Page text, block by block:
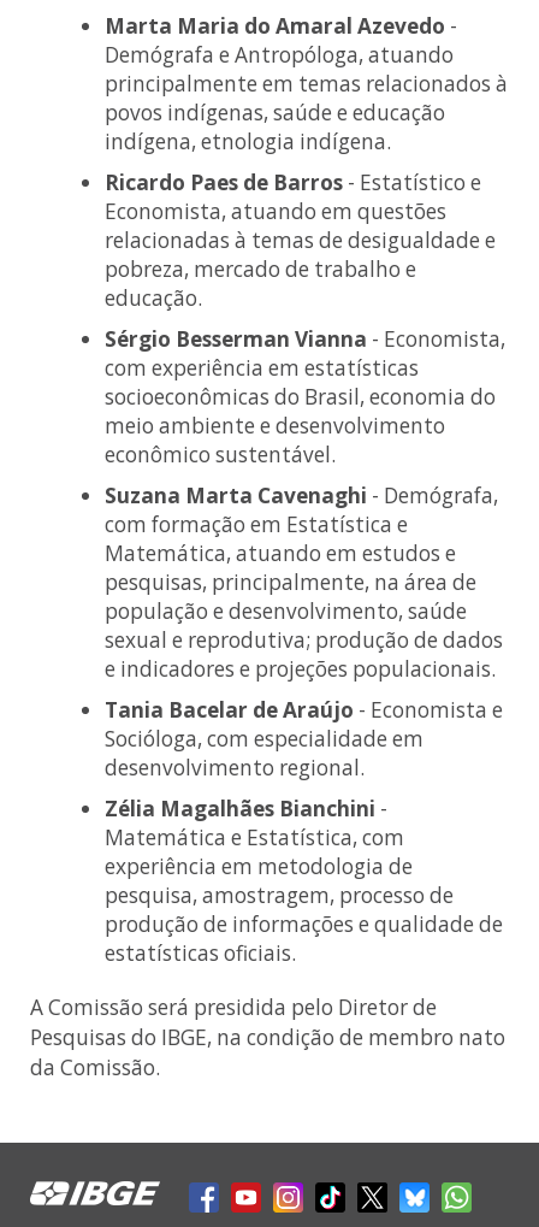
Marta Maria do Amaral Azevedo -
Demógrafa e Antropóloga, atuando
principalmente em temas relacionados à
povos indígenas, saúde e educação
indígena, etnologia indígena.
Ricardo Paes de Barros - Estatístico e
Economista, atuando em questões
relacionadas à temas de desigualdade e
pobreza, mercado de trabalho e
educação.
Sérgio Besserman Vianna - Economista,
com experiência em estatísticas
socioeconômicas do Brasil, economia do
meio ambiente e desenvolvimento
econômico sustentável.
Suzana Marta Cavenaghi - Demógrafa,
com formação em Estatística e
Matemática, atuando em estudos e
pesquisas, principalmente, na área de
população e desenvolvimento, saúde
sexual e reprodutiva; produção de dados
e indicadores e projeções populacionais.
Tania Bacelar de Araújo - Economista e
Socióloga, com especialidade em
desenvolvimento regional.
Zélia Magalhães Bianchini -
Matemática e Estatística, com
experiência em metodologia de
pesquisa, amostragem, processo de
produção de informações e qualidade de
estatísticas oficiais.
A Comissão será presidida pelo Diretor de
Pesquisas do IBGE, na condição de membro nato
da Comissão.